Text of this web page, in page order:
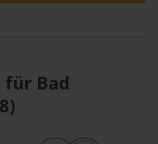
für Bad